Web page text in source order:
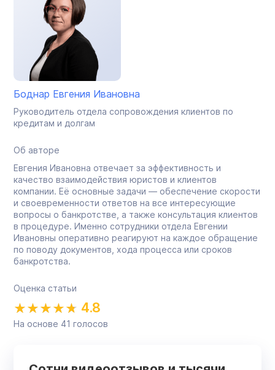
Боднар Евгения Ивановна
Руководитель отдела сопровождения клиентов по
кредитам и долгам
Об авторе
Евгения Ивановна отвечает за эффективность и
качество взаимодействия юристов и клиентов
компании. Её основные задачи — обеспечение скорости
и своевременности ответов на все интересующие
вопросы о банкротстве, а также консультация клиентов
в процедуре. Именно сотрудники отдела Евгении
Ивановны оперативно реагируют на каждое обращение
по поводу документов, хода процесса или сроков
банкротства.
Оценка статьи
4.8
На основе 41 голосов